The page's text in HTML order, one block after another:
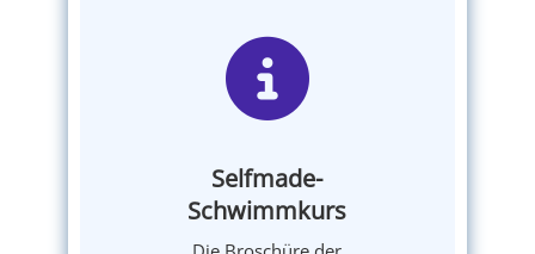
Selfmade-
Schwimmkurs